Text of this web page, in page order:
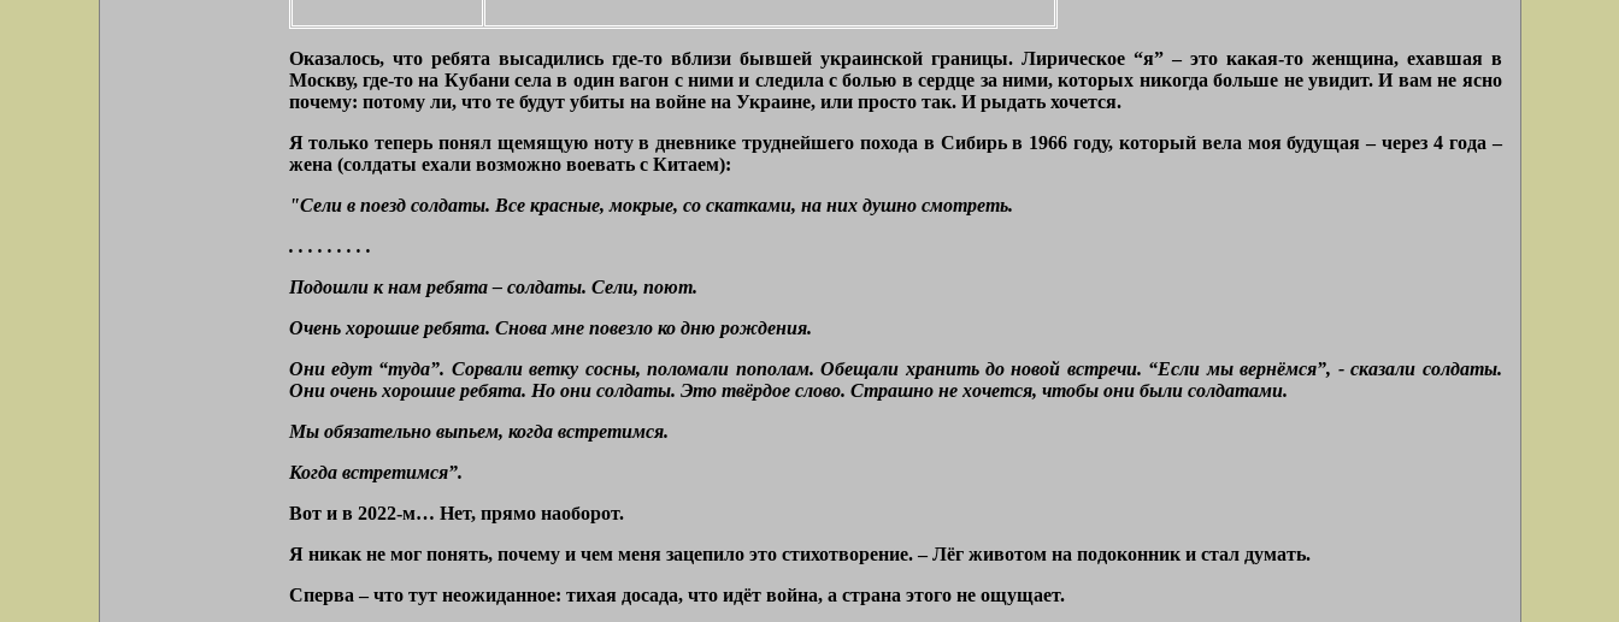
Оказалось, что ребята высадились где-то вблизи бывшей украинской границы. Лирическое “я” – это какая-то женщина, ехавшая в
Москву, где-то на Кубани села в один вагон с ними и следила с болью в сердце за ними, которых никогда больше не увидит. И вам не ясно
почему: потому ли, что те будут убиты на войне на Украине, или просто так. И рыдать хочется.
Я только теперь понял щемящую ноту в дневнике труднейшего похода в Сибирь в 1966 году, который вела моя будущая – через 4 года –
жена (солдаты ехали возможно воевать с Китаем):
"Сели в поезд солдаты. Все красные, мокрые, со скатками, на них душно смотреть.
. . . . . . . . .
Подошли к нам ребята – солдаты. Сели, поют.
Очень хорошие ребята. Снова мне повезло ко дню рождения.
Они едут “туда”. Сорвали ветку сосны, поломали пополам. Обещали хранить до новой встречи. “Если мы вернёмся”, - сказали солдаты.
Они очень хорошие ребята. Но они солдаты. Это твёрдое слово. Страшно не хочется, чтобы они были солдатами.
Мы обязательно выпьем, когда встретимся.
Когда встретимся”.
Вот и в 2022-м… Нет, прямо наоборот.
Я никак не мог понять, почему и чем меня зацепило это стихотворение. – Лёг животом на подоконник и стал думать.
Сперва – что тут неожиданное: тихая досада, что идёт война, а страна этого не ощущает.